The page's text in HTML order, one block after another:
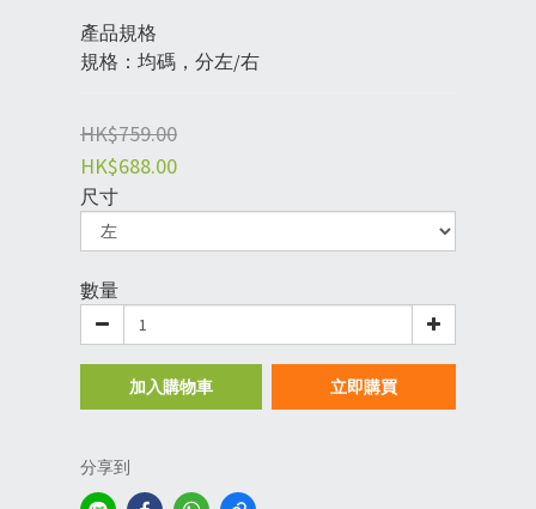
產品規格
規格：均碼，分左/右
HK$759.00
HK$688.00
尺寸
數量
加入購物車 立即購買
分享到